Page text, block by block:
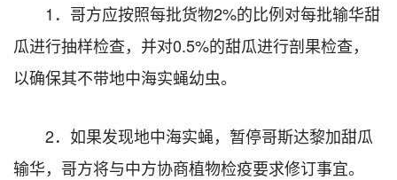
1．哥方应按照每批货物2%的比例对每批输华甜
瓜进行抽样检查，并对0.5%的甜瓜进行剖果检查，
以确保其不带地中海实蝇幼虫。
2．如果发现地中海实蝇，暂停哥斯达黎加甜瓜
输华，哥方将与中方协商植物检疫要求修订事宜。